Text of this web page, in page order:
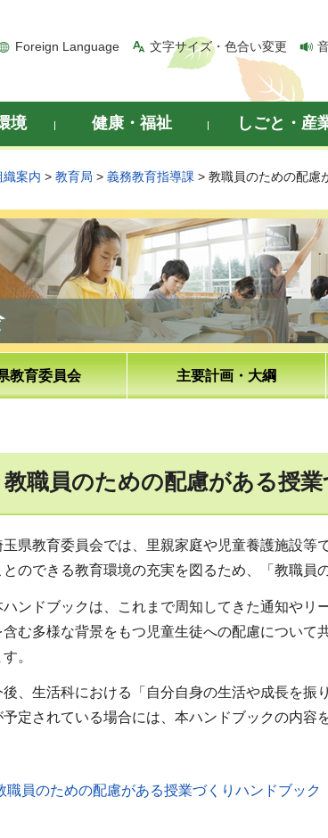
Foreign Language 文字サイズ・色合い変更
境 健康・福祉 しごと・産
織案内 > 教育局 > 義務教育指導課 > 教職員のための配慮
教育委員会 主要計画・大綱
教職員のための配慮がある授
玉県教育委員会では、里親家庭や児童養護施設等
とのできる教育環境の充実を図るため、「教職員
ハンドブックは、これまで周知してきた通知やリ
含む多様な背景をもつ児童生徒への配慮につい
す。
後、生活科における「自分自身の生活や成長を振
予定されている場合には、本ハンドブックの内容
職員のための配慮がある授業づくりハンドブック